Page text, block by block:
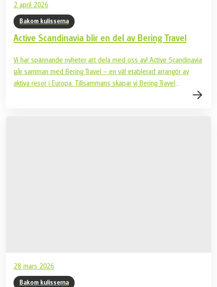
2 april 2026
Bakom kulisserna
Active Scandinavia blir en del av Bering Travel
Vi har spännande nyheter att dela med oss av! Active Scandinavia
går samman med Bering Travel – en väl etablerad arrangör av
aktiva resor i Europa. Tillsammans skapar vi Bering Travel
Scandinavia, med verksamhet i Danmark, Norge och Sverige. Detta
28 mars 2026
Bakom kulisserna